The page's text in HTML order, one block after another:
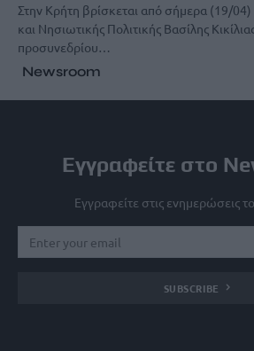
Στην Κρήτη βρίσκεται από σήμερα (19/04)
και Νησιωτικής Πολιτικής Βασίλης
προσυνεδρίου…
Newsroom
Εγγραφείτε στο
Εγγραφείτε στις ενημερώσεις
SUBSCRIBE